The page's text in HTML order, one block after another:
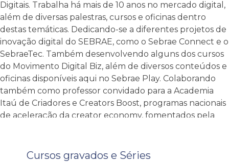
Digitais. Trabalha há mais de 10 anos no mercado digital,
além de diversas palestras, cursos e oficinas dentro
destas temáticas. Dedicando-se a diferentes projetos de
inovação digital do SEBRAE, como o Sebrae Connect e o
SebraeTec. Também desenvolvendo alguns dos cursos
do Movimento Digital Biz, além de diversos conteúdos e
oficinas disponíveis aqui no Sebrae Play. Colaborando
também como professor convidado para a Academia
Itaú de Criadores e Creators Boost, programas nacionais
de aceleração da creator economy, fomentados pela
simultânea em espanhol para todos os M·A·Creators da
Cursos gravados e Séries